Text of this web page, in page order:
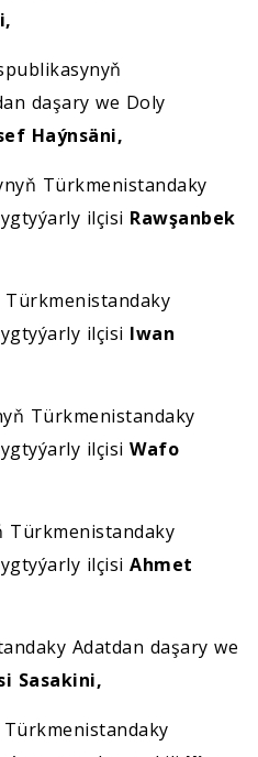
daşary we Doly
Haýnsäni,
Türkmenistandaky
ilçisi Rawşanbek
Türkmenistandaky
ilçisi Iwan
Türkmenistandaky
ilçisi Wafo
Türkmenistandaky
ilçisi Ahmet
Adatdan daşary we
Sasakini,